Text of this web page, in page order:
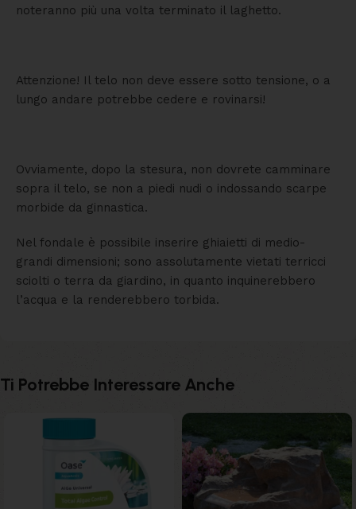
noteranno più una volta terminato il laghetto.
Attenzione! Il telo non deve essere sotto tensione, o a
lungo andare potrebbe cedere e rovinarsi!
Ovviamente, dopo la stesura, non dovrete camminare
sopra il telo, se non a piedi nudi o indossando scarpe
morbide da ginnastica.
Nel fondale è possibile inserire ghiaietti di medio-
grandi dimensioni; sono assolutamente vietati terricci
sciolti o terra da giardino, in quanto inquinerebbero
l’acqua e la renderebbero torbida.
Ti Potrebbe Interessare Anche